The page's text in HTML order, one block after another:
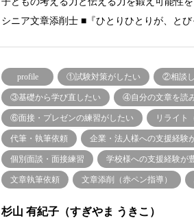
シニア文章添削士 ■『ひとりひとりが、と
profile ①試験対策がしたい ②相談
③基礎から学び直したい ④自分の文章を読
⑥面接・プレゼンの練習がしたい リライト
代筆・執筆依頼 企業・法人様への支援経験
個別面談・面接練習 学校様への支援経験が
文章執筆依頼 文章添削（赤ペン指導）
杉山 有紀子（すぎやま うきこ）